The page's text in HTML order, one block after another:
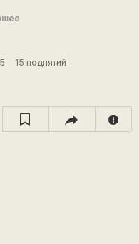
15 поднятий
report